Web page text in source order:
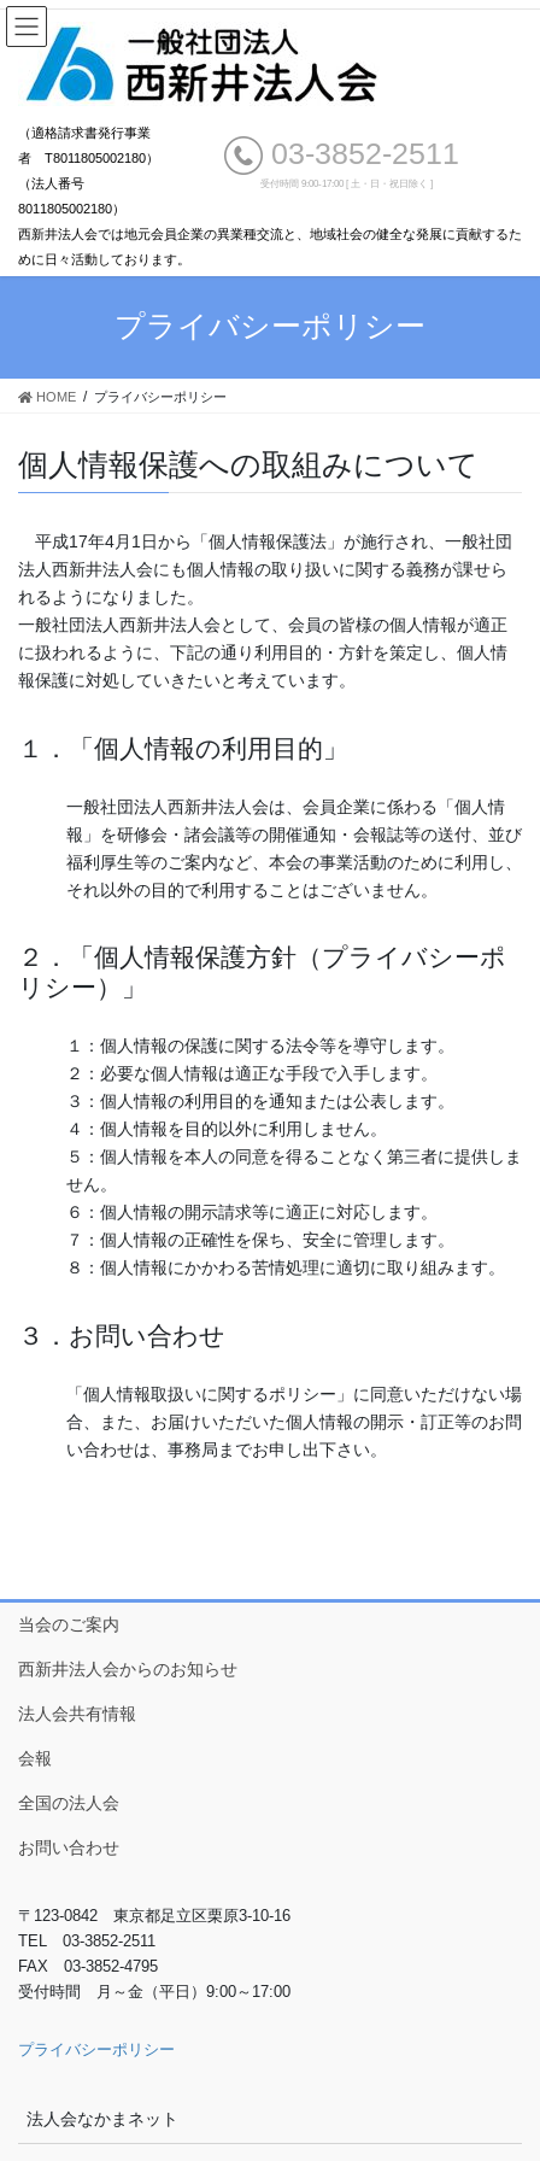
03-3852-2511
受付時間 9:00-17:00 [ 土・日・祝日除く ]
（適格請求書発行事業
者 T8011805002180）
（法人番号
8011805002180）
西新井法人会では地元会員企業の異業種交流と、地域社会の健全な発展に貢献するた
めに日々活動しております。
プライバシーポリシー
HOME プライバシーポリシー
個人情報保護への取組みについて
平成17年4月1日から「個人情報保護法」が施行され、一般社団
法人西新井法人会にも個人情報の取り扱いに関する義務が課せら
れるようになりました。
一般社団法人西新井法人会として、会員の皆様の個人情報が適正
に扱われるように、下記の通り利用目的・方針を策定し、個人情
報保護に対処していきたいと考えています。
１．「個人情報の利用目的」
一般社団法人西新井法人会は、会員企業に係わる「個人情
報」を研修会・諸会議等の開催通知・会報誌等の送付、並び
福利厚生等のご案内など、本会の事業活動のために利用し、
それ以外の目的で利用することはございません。
２．「個人情報保護方針（プライバシーポ
リシー）」
１：個人情報の保護に関する法令等を導守します。
２：必要な個人情報は適正な手段で入手します。
３：個人情報の利用目的を通知または公表します。
４：個人情報を目的以外に利用しません。
５：個人情報を本人の同意を得ることなく第三者に提供しま
せん。
６：個人情報の開示請求等に適正に対応します。
７：個人情報の正確性を保ち、安全に管理します。
８：個人情報にかかわる苦情処理に適切に取り組みます。
３．お問い合わせ
「個人情報取扱いに関するポリシー」に同意いただけない場
合、また、お届けいただいた個人情報の開示・訂正等のお問
い合わせは、事務局までお申し出下さい。
当会のご案内
西新井法人会からのお知らせ
法人会共有情報
会報
全国の法人会
お問い合わせ
〒123-0842 東京都足立区栗原3-10-16
TEL 03-3852-2511
FAX 03-3852-4795
受付時間 月～金（平日）9:00～17:00
プライバシーポリシー
法人会なかまネット